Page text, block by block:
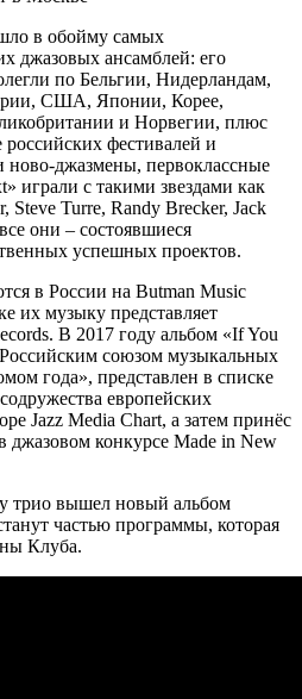
в обойму самых
джазовых ансамблей: его
по Бельгии, Нидерландам,
США, Японии, Корее,
и Норвегии, плюс
фестивалей и
джазмены, первоклассные
играли с такими звездами как
Steve Turre, Randy Brecker, Jack
они – состоявшиеся
успешных проектов.
в России на Butman Music
их музыку представляет
В 2017 году альбом «If You
союзом музыкальных
года», представлен в списке
европейских
Jazz Media Chart, а затем принёс
конкурсе Made in New
трио вышел новый альбом
частью программы, которая
Клуба.